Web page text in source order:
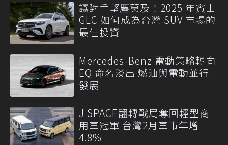
讓對手望塵莫及！2025 年賓士
GLC 如何成為台灣 SUV 市場的
最佳投資
Mercedes-Benz 電動策略轉向
EQ 命名淡出 燃油與電動並行
發展
J SPACE翻轉戰局奪回輕型商
用車冠軍 台灣2月車市年增
4.8%